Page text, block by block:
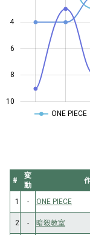
4
6
8
10
ONE PIECE
#
変
動
1 - ONE PIECE
2
- 暗殺教室